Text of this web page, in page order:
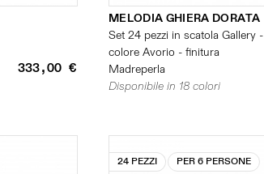
333,00 €
MELODIA GHIERA DORATA
Set 24 pezzi in scatola Gallery -
colore Avorio - finitura
Madreperla
Disponibile in 18 colori
24 PEZZI PER 6 PERSONE